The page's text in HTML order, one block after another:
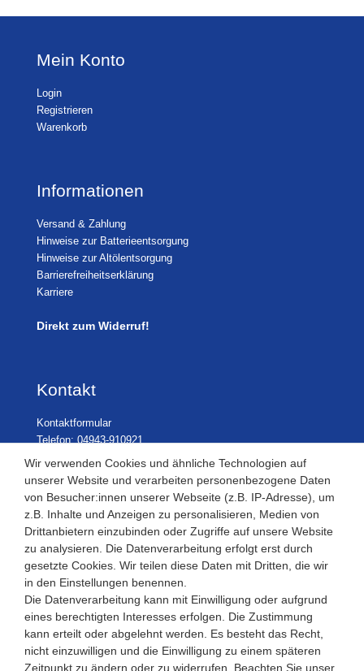
Mein Konto
Login
Registrieren
Warenkorb
Informationen
Versand & Zahlung
Hinweise zur Batterieentsorgung
Hinweise zur Altölentsorgung
Barrierefreiheitserklärung
Karriere
Direkt zum Widerruf!
Kontakt
Kontaktformular
Telefon: 04943-910921
Laden Öffnungszeiten
Montag - Freitag
08:30 - 12:30 und 13.00 - 17.30 Uhr
Samstags
08:30 bis 12:30 Uhr
Wir verwenden Cookies und ähnliche Technologien auf
unserer Website und verarbeiten personenbezogene Daten
von Besucher:innen unserer Webseite (z.B. IP-Adresse), um
z.B. Inhalte und Anzeigen zu personalisieren, Medien von
Drittanbietern einzubinden oder Zugriffe auf unsere Website
zu analysieren. Die Datenverarbeitung erfolgt erst durch
gesetzte Cookies. Wir teilen diese Daten mit Dritten, die wir
in den Einstellungen benennen.
Die Datenverarbeitung kann mit Einwilligung oder aufgrund
eines berechtigten Interesses erfolgen. Die Zustimmung
kann erteilt oder abgelehnt werden. Es besteht das Recht,
nicht einzuwilligen und die Einwilligung zu einem späteren
Zeitpunkt zu ändern oder zu widerrufen. Beachten Sie unser